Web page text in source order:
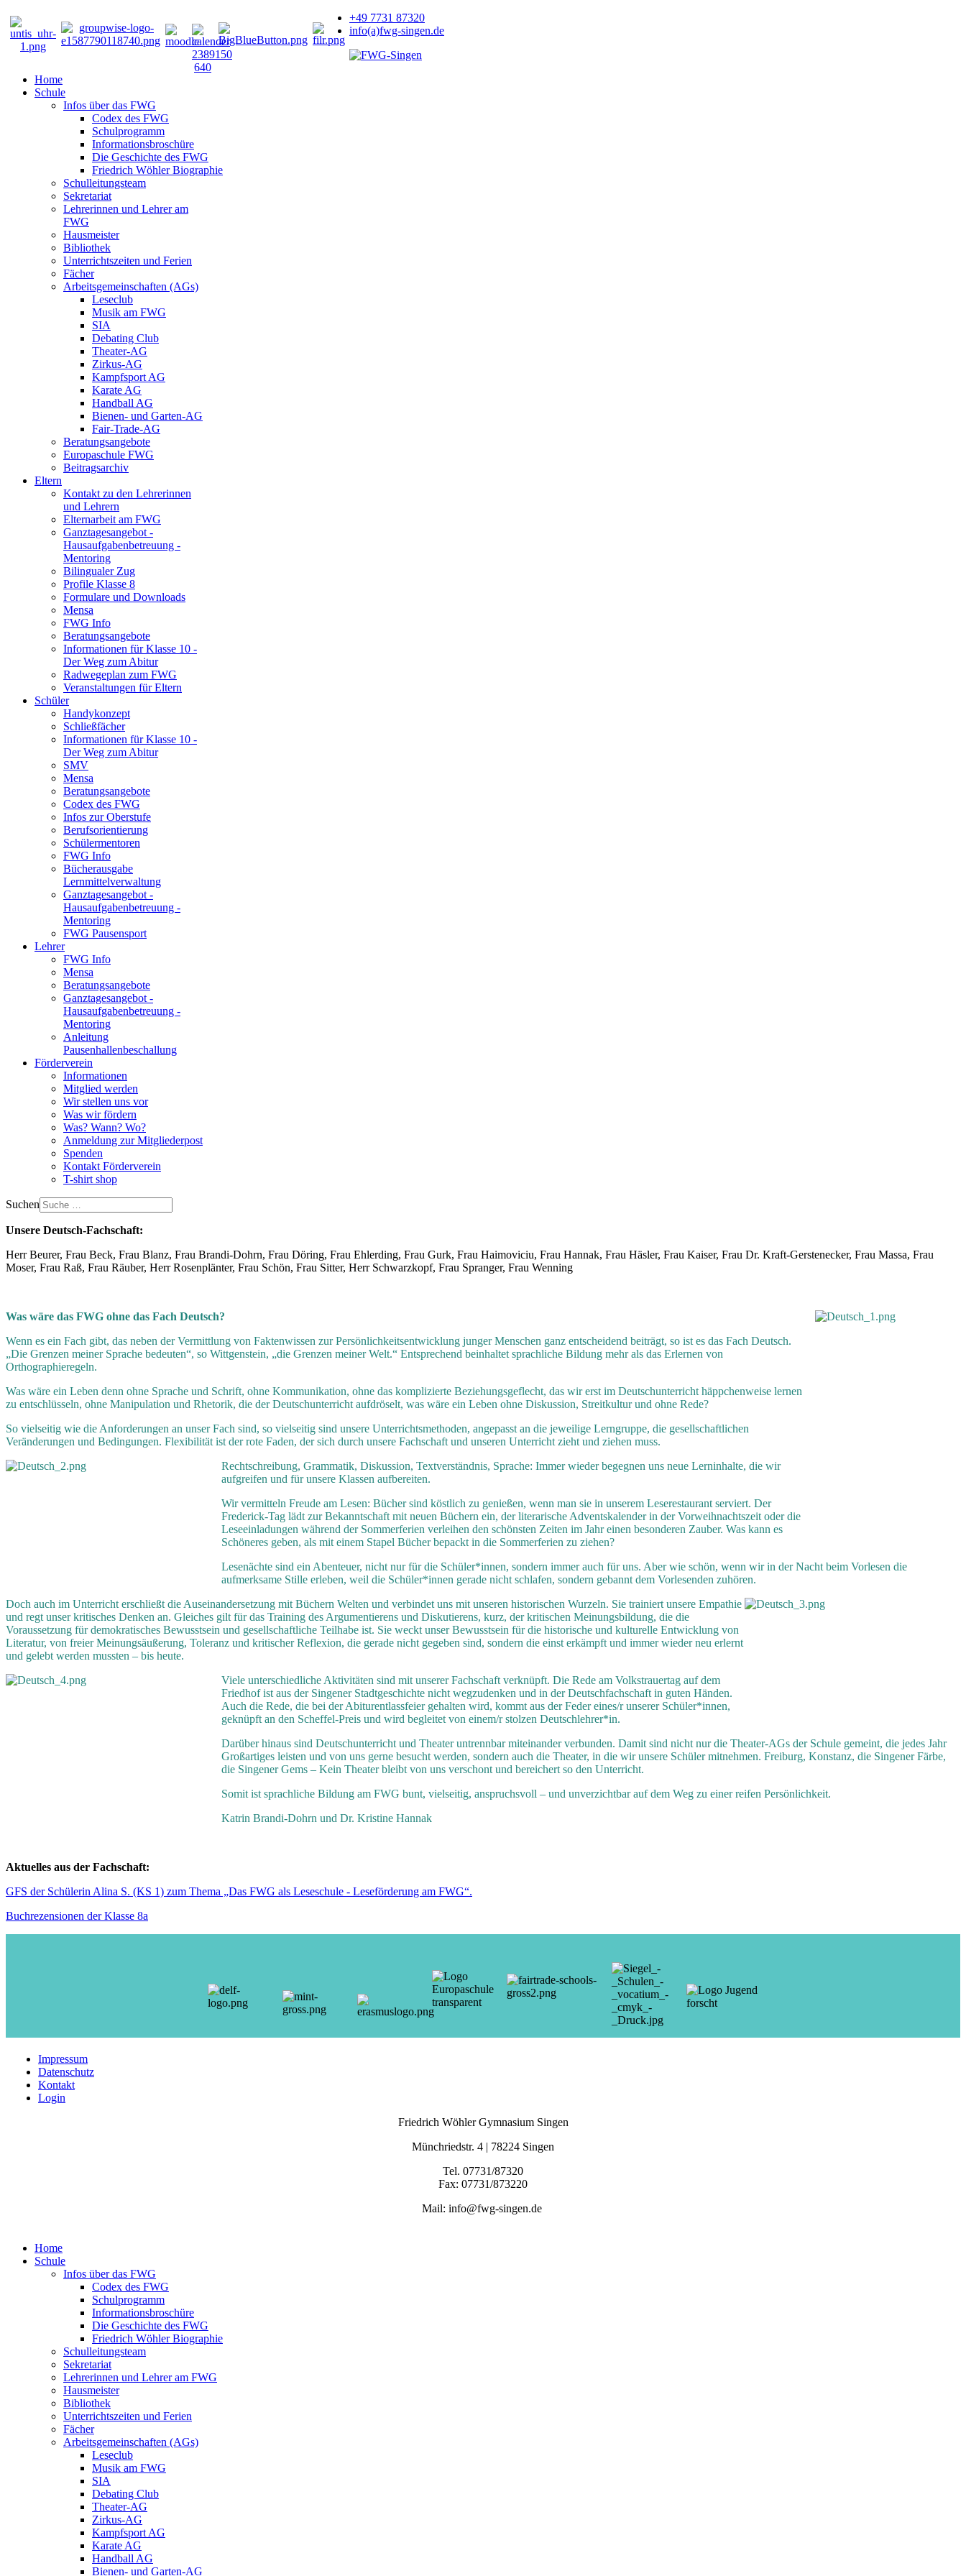
+49 7731 87320
info(a)fwg-singen.de
Home
Schule
Infos über das FWG
Codex des FWG
Schulprogramm
Informationsbroschüre
Die Geschichte des FWG
Friedrich Wöhler Biographie
Schulleitungsteam
Sekretariat
Lehrerinnen und Lehrer am
FWG
Hausmeister
Bibliothek
Unterrichtszeiten und Ferien
Fächer
Arbeitsgemeinschaften (AGs)
Leseclub
Musik am FWG
SIA
Debating Club
Theater-AG
Zirkus-AG
Kampfsport AG
Karate AG
Handball AG
Bienen- und Garten-AG
Fair-Trade-AG
Beratungsangebote
Europaschule FWG
Beitragsarchiv
Eltern
Kontakt zu den Lehrerinnen
und Lehrern
Elternarbeit am FWG
Ganztagesangebot -
Hausaufgabenbetreuung -
Mentoring
Bilingualer Zug
Profile Klasse 8
Formulare und Downloads
Mensa
FWG Info
Beratungsangebote
Informationen für Klasse 10 -
Der Weg zum Abitur
Radwegeplan zum FWG
Veranstaltungen für Eltern
Schüler
Handykonzept
Schließfächer
Informationen für Klasse 10 -
Der Weg zum Abitur
SMV
Mensa
Beratungsangebote
Codex des FWG
Infos zur Oberstufe
Berufsorientierung
Schülermentoren
FWG Info
Bücherausgabe
Lernmittelverwaltung
Ganztagesangebot -
Hausaufgabenbetreuung -
Mentoring
FWG Pausensport
Lehrer
FWG Info
Mensa
Beratungsangebote
Ganztagesangebot -
Hausaufgabenbetreuung -
Mentoring
Anleitung
Pausenhallenbeschallung
Förderverein
Informationen
Mitglied werden
Wir stellen uns vor
Was wir fördern
Was? Wann? Wo?
Anmeldung zur Mitgliederpost
Spenden
Kontakt Förderverein
T-shirt shop
Suchen
Unsere Deutsch-Fachschaft:
Herr Beurer, Frau Beck, Frau Blanz, Frau Brandi-Dohrn, Frau Döring, Frau Ehlerding, Frau Gurk, Frau Haimoviciu, Frau Hannak, Frau Häsler, Frau Kaiser, Frau Dr. Kraft-Gerstenecker, Frau Massa, Frau
Moser, Frau Raß, Frau Räuber, Herr Rosenplänter, Frau Schön, Frau Sitter, Herr Schwarzkopf, Frau Spranger, Frau Wenning
Was wäre das FWG ohne das Fach Deutsch?
Wenn es ein Fach gibt, das neben der Vermittlung von Faktenwissen zur Persönlichkeitsentwicklung junger Menschen ganz entscheidend beiträgt, so ist es das Fach Deutsch.
„Die Grenzen meiner Sprache bedeuten“, so Wittgenstein, „die Grenzen meiner Welt.“ Entsprechend beinhaltet sprachliche Bildung mehr als das Erlernen von
Orthographieregeln.
Was wäre ein Leben denn ohne Sprache und Schrift, ohne Kommunikation, ohne das komplizierte Beziehungsgeflecht, das wir erst im Deutschunterricht häppchenweise lernen
zu entschlüsseln, ohne Manipulation und Rhetorik, die der Deutschunterricht aufdröselt, was wäre ein Leben ohne Diskussion, Streitkultur und ohne Rede?
So vielseitig wie die Anforderungen an unser Fach sind, so vielseitig sind unsere Unterrichtsmethoden, angepasst an die jeweilige Lerngruppe, die gesellschaftlichen
Veränderungen und Bedingungen. Flexibilität ist der rote Faden, der sich durch unsere Fachschaft und unseren Unterricht zieht und ziehen muss.
Rechtschreibung, Grammatik, Diskussion, Textverständnis, Sprache: Immer wieder begegnen uns neue Lerninhalte, die wir
aufgreifen und für unsere Klassen aufbereiten.
Wir vermitteln Freude am Lesen: Bücher sind köstlich zu genießen, wenn man sie in unserem Leserestaurant serviert. Der
Frederick-Tag lädt zur Bekanntschaft mit neuen Büchern ein, der literarische Adventskalender in der Vorweihnachtszeit oder die
Leseeinladungen während der Sommerferien verleihen den schönsten Zeiten im Jahr einen besonderen Zauber. Was kann es
Schöneres geben, als mit einem Stapel Bücher bepackt in die Sommerferien zu ziehen?
Lesenächte sind ein Abenteuer, nicht nur für die Schüler*innen, sondern immer auch für uns. Aber wie schön, wenn wir in der Nacht beim Vorlesen die
aufmerksame Stille erleben, weil die Schüler*innen gerade nicht schlafen, sondern gebannt dem Vorlesenden zuhören.
Doch auch im Unterricht erschließt die Auseinandersetzung mit Büchern Welten und verbindet uns mit unseren historischen Wurzeln. Sie trainiert unsere Empathie
und regt unser kritisches Denken an. Gleiches gilt für das Training des Argumentierens und Diskutierens, kurz, der kritischen Meinungsbildung, die die
Voraussetzung für demokratisches Bewusstsein und gesellschaftliche Teilhabe ist. Sie weckt unser Bewusstsein für die historische und kulturelle Entwicklung von
Literatur, von freier Meinungsäußerung, Toleranz und kritischer Reflexion, die gerade nicht gegeben sind, sondern die einst erkämpft und immer wieder neu erlernt
und gelebt werden mussten – bis heute.
Viele unterschiedliche Aktivitäten sind mit unserer Fachschaft verknüpft. Die Rede am Volkstrauertag auf dem
Friedhof ist aus der Singener Stadtgeschichte nicht wegzudenken und in der Deutschfachschaft in guten Händen.
Auch die Rede, die bei der Abiturentlassfeier gehalten wird, kommt aus der Feder eines/r unserer Schüler*innen,
geknüpft an den Scheffel-Preis und wird begleitet von einem/r stolzen Deutschlehrer*in.
Darüber hinaus sind Deutschunterricht und Theater untrennbar miteinander verbunden. Damit sind nicht nur die Theater-AGs der Schule gemeint, die jedes Jahr
Großartiges leisten und von uns gerne besucht werden, sondern auch die Theater, in die wir unsere Schüler mitnehmen. Freiburg, Konstanz, die Singener Färbe,
die Singener Gems – Kein Theater bleibt von uns verschont und bereichert so den Unterricht.
Somit ist sprachliche Bildung am FWG bunt, vielseitig, anspruchsvoll – und unverzichtbar auf dem Weg zu einer reifen Persönlichkeit.
Katrin Brandi-Dohrn und Dr. Kristine Hannak
Aktuelles aus der Fachschaft:
GFS der Schülerin Alina S. (KS 1) zum Thema „Das FWG als Leseschule - Leseförderung am FWG“.
Buchrezensionen der Klasse 8a
Impressum
Datenschutz
Kontakt
Login
Friedrich Wöhler Gymnasium Singen
Münchriedstr. 4 | 78224 Singen
Tel. 07731/87320
Fax: 07731/873220
Mail: info@fwg-singen.de
Home
Schule
Infos über das FWG
Codex des FWG
Schulprogramm
Informationsbroschüre
Die Geschichte des FWG
Friedrich Wöhler Biographie
Schulleitungsteam
Sekretariat
Lehrerinnen und Lehrer am FWG
Hausmeister
Bibliothek
Unterrichtszeiten und Ferien
Fächer
Arbeitsgemeinschaften (AGs)
Leseclub
Musik am FWG
SIA
Debating Club
Theater-AG
Zirkus-AG
Kampfsport AG
Karate AG
Handball AG
Bienen- und Garten-AG